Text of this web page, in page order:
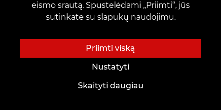
SUSISIEKITE SU MUMIS
eismo srautą. Spustelėdami „Priimti“, jūs
sutinkate su slapukų naudojimu.
Priimti viską
Nustatyti
Skaityti daugiau